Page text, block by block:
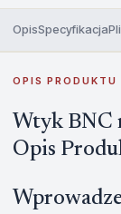
OpisSpecyfikacja
OPIS PRODUKTU
Wtyk BNC
Opis